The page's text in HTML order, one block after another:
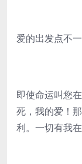
爱的出发点不
即使命运叫您
死，我的爱！
利。一切有我